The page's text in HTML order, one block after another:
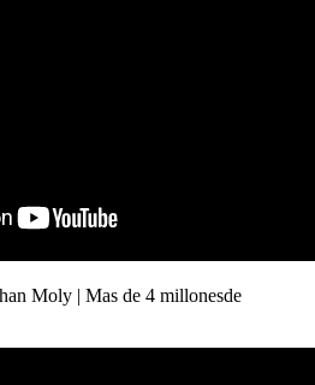
Moly | Mas de 4 millonesde